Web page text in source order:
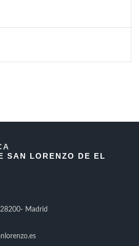
SAN LORENZO DE EL
Madrid